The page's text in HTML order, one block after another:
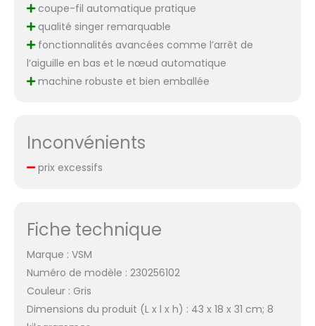
coupe-fil automatique pratique
qualité singer remarquable
fonctionnalités avancées comme l’arrêt de
l’aiguille en bas et le nœud automatique
machine robuste et bien emballée
Inconvénients
prix excessifs
Fiche technique
Marque : VSM
Numéro de modèle : 230256102
Couleur : Gris
Dimensions du produit (L x l x h) : 43 x 18 x 31 cm; 8